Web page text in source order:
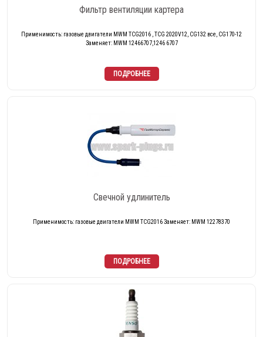
Фильтр вентиляции картера
Применимость: газовые двигатели MWM TCG2016 , TCG 2020V12, CG132 все, CG170-12
Заменяет: MWM 12466707,1246 6707
Свечной удлинитель
Применимость: газовые двигатели MWM TCG2016 Заменяет: MWM 12278370